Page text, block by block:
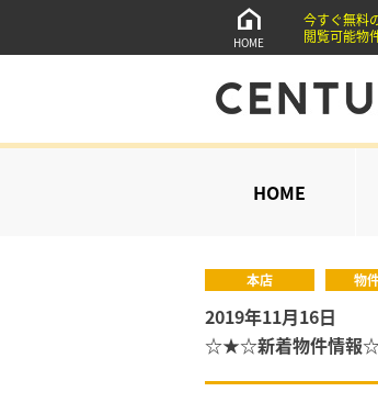
HOME
今すぐ無料
閲覧可能物
HOME
本店 物
2019年11月16日
☆★☆新着物件情報